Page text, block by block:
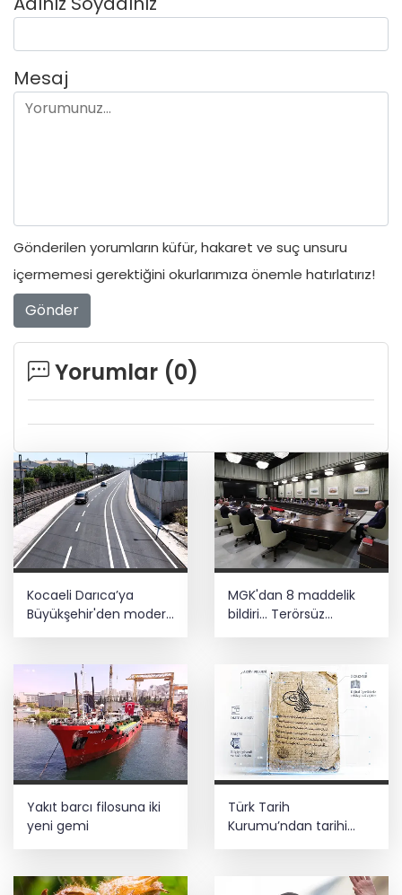
Mesaj
Gönderilen yorumların küfür, hakaret ve suç unsuru
içermemesi gerektiğini okurlarımıza önemle hatırlatırız!
Gönder
Yorumlar (0)
Kocaeli Darıca’ya
Büyükşehir'den modern
MGK'dan 8 maddelik
bildiri... Terörsüz
mesajı
Yakıt barcı filosuna iki
yeni gemi
Türk Tarih
Kurumu’ndan tarihi
içerikler tek platformda